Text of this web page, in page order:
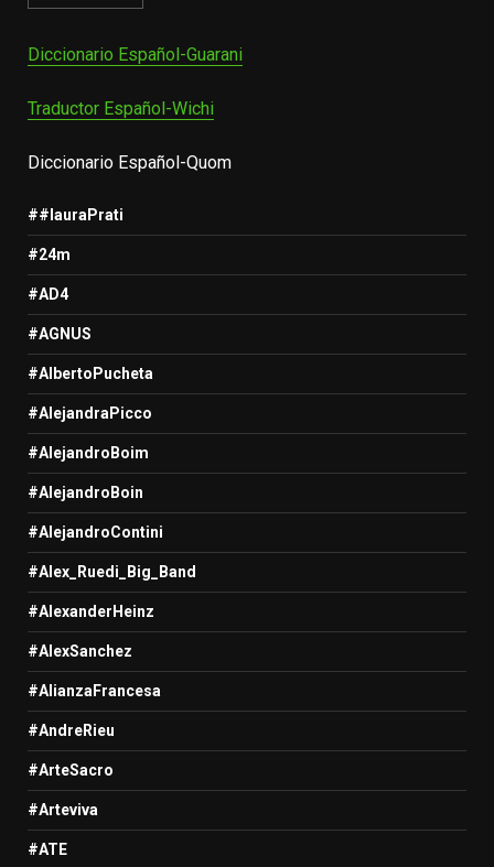
Diccionario Español-Guarani
Traductor Español-Wichi
Diccionario Español-Quom
##lauraPrati
#24m
#AD4
#AGNUS
#AlbertoPucheta
#AlejandraPicco
#AlejandroBoim
#AlejandroBoin
#AlejandroContini
#Alex_Ruedi_Big_Band
#AlexanderHeinz
#AlexSanchez
#AlianzaFrancesa
#AndreRieu
#ArteSacro
#Arteviva
#ATE